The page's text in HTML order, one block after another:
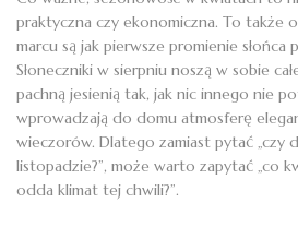
praktyczna czy ekonomiczna. To także
marcu są jak pierwsze promienie słońca
Słoneczniki w sierpniu noszą w sobie
pachną jesienią tak, jak nic innego nie
wprowadzają do domu atmosferę
wieczorów. Dlatego zamiast pytać „czy
listopadzie?”, może warto zapytać „co
odda klimat tej chwili?”.